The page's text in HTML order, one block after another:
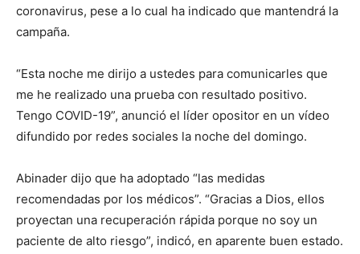
coronavirus, pese a lo cual ha indicado que mantendrá la
campaña.
“Esta noche me dirijo a ustedes para comunicarles que
me he realizado una prueba con resultado positivo.
Tengo COVID-19”, anunció el líder opositor en un vídeo
difundido por redes sociales la noche del domingo.
Abinader dijo que ha adoptado “las medidas
recomendadas por los médicos”. “Gracias a Dios, ellos
proyectan una recuperación rápida porque no soy un
paciente de alto riesgo”, indicó, en aparente buen estado.